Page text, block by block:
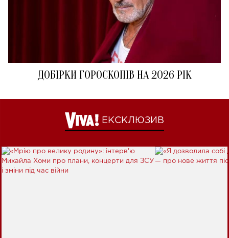
ДОБІРКИ ГОРОСКОПІВ НА 2026 РІК
ЕКСКЛЮЗИВ